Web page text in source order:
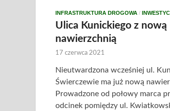
INFRASTRUKTURA DROGOWA /
Ulica Kunickiego z nową
nawierzchnią
17 czerwca 2021
Nieutwardzona wcześniej ul.
Świerczewie ma już nową
Prowadzone od połowy marca
odcinek pomiędzy ul.